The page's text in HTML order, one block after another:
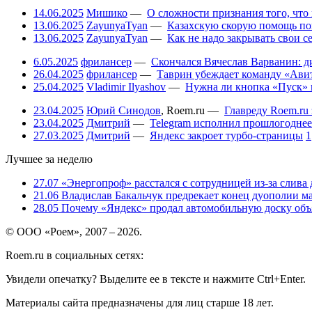
14.06.2025 Мишико — О сложности признания того,
13.06.2025 ZayunyaTyan — Казахскую скорую помощь
13.06.2025 ZayunyaTyan — Как не надо закрывать свои
6.05.2025 фрилансер — Скончался Вячеслав Варванин:
26.04.2025 фрилансер — Таврин убеждает команду
25.04.2025 Vladimir Ilyashov — Нужна ли кнопка «Пуск»
23.04.2025 Юрий Синодов, Roem.ru — Главреду
23.04.2025 Дмитрий — Telegram исполнил
27.03.2025 Дмитрий — Яндекс закроет турбо-страницы 1
Лучшее за неделю
27.07 «Энергопроф» расстался с сотрудницей из-за
21.06 Владислав Бакальчук предрекает конец дуополии
28.05 Почему «Яндекс» продал автомобильную доску
© ООО «Роем», 2007 – 2026.
Roem.ru в социальных сетях:
Увидели опечатку? Выделите ее в тексте и нажмите Ctrl+Enter.
Материалы сайта предназначены для лиц старше 18 лет.